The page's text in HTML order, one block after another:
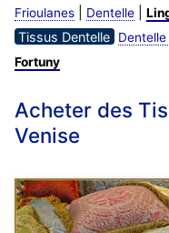
Frioulanes| Dentelle|
Tissus Dentelle
Fortuny
Acheter des
Venise